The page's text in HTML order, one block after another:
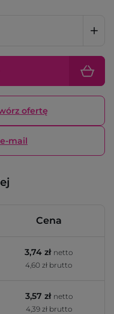
ofertę
mail
Cena
3,74 zł netto
4,60 zł brutto
3,57 zł netto
4,39 zł brutto